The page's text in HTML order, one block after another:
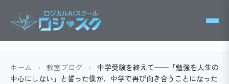
ホーム › 教室ブログ ›
中学受験を終えて──「勉強を人生の
中心にしない」と誓った僕が、中学で再び向き合うことになった